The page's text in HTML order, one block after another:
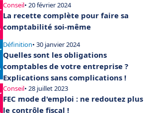
Conseil• 20 février 2024
La recette complète pour faire sa
comptabilité soi-même
Définition• 30 janvier 2024
Quelles sont les obligations
comptables de votre entreprise ?
Explications sans complications !
Conseil• 28 juillet 2023
FEC mode d'emploi : ne redoutez plus
le contrôle fiscal !